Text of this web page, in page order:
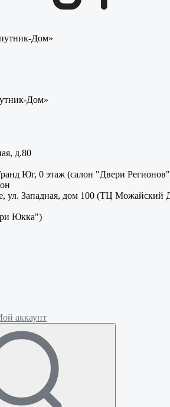
Дом»
Дом»
д.80
Юг, 0 этаж (салон "Двери
ул. Западная, дом 100 (ТЦ
Юкка")
аккаунт